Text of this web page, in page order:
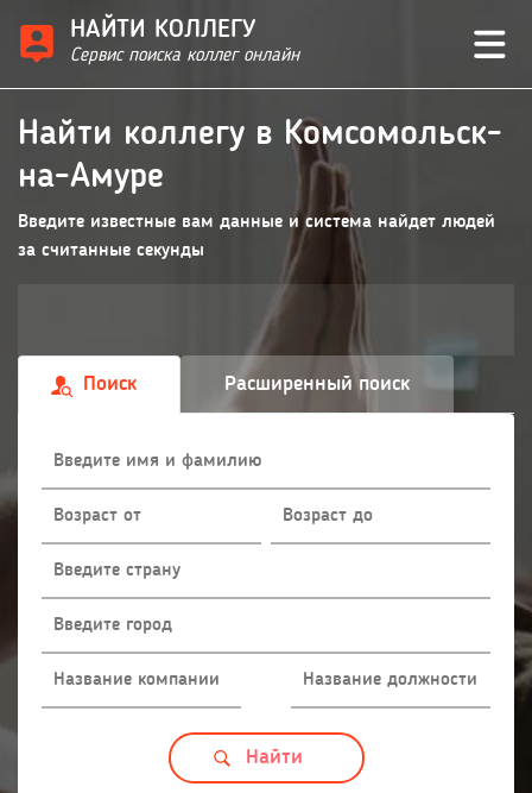
НАЙТИ КОЛЛЕГУ
Сервис поиска коллег онлайн
Найти коллегу в Комсомольск-
на-Амуре
Введите известные вам данные и система найдет людей
за считанные секунды
Поиск Расширенный поиск